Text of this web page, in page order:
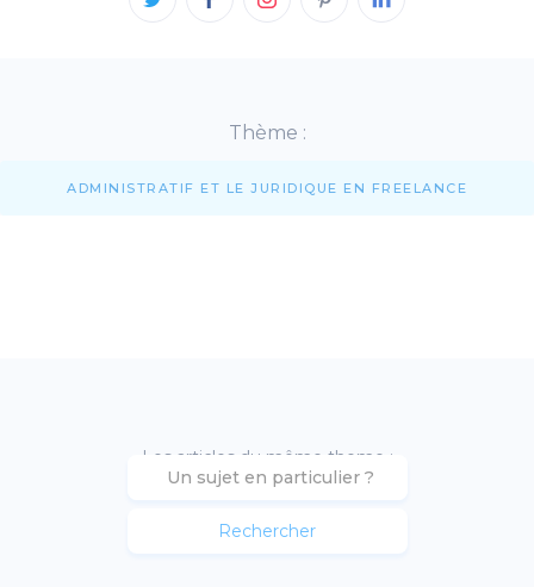
Thème :
ADMINISTRATIF ET LE JURIDIQUE EN FREELANCE
Les articles du même theme :